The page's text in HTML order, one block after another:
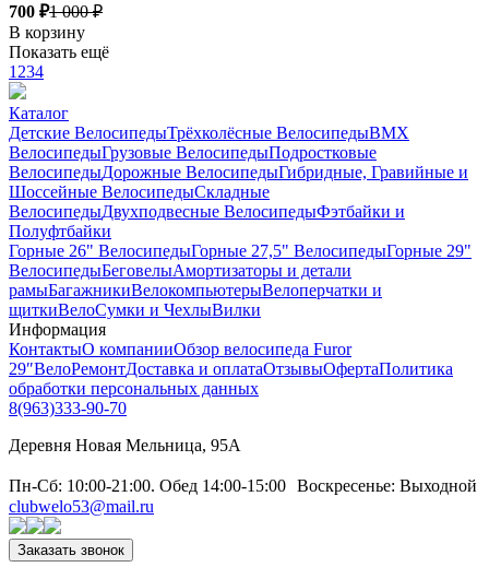
700 ₽1 000 ₽
В корзину
Показать ещё
1 234
Каталог
Детские ВелосипедыТрёхколёсные ВелосипедыBMX
ВелосипедыГрузовые ВелосипедыПодростковые
ВелосипедыДорожные ВелосипедыГибридные, Гравийные и
Шоссейные ВелосипедыСкладные
ВелосипедыДвухподвесные ВелосипедыФэтбайки и
Полуфтбайки
Горные 26" ВелосипедыГорные 27,5" ВелосипедыГорные 29"
ВелосипедыБеговелыАмортизаторы и детали
рамыБагажникиВелокомпьютерыВелоперчатки и
щиткиВелоСумки и ЧехлыВилки
Информация
КонтактыО компанииОбзор велосипеда Furor
29″ВелоРемонтДоставка и оплатаОтзывыОфертаПолитика
обработки персональных данных
8(963)333-90-70
Деревня Новая Мельница, 95А
Пн-Сб: 10:00-21:00. Обед 14:00-15:00 Воскресенье: Выходной
clubwelo53@mail.ru
Заказать звонок